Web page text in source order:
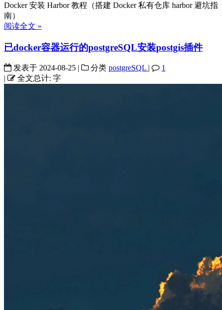
Docker 安装 Harbor 教程（搭建 Docker 私有仓库 harbor 避坑指
南）
阅读全文 »
已docker容器运行的postgreSQL安装postgis插件
发表于 2024-08-25 | 分类 postgreSQL |
1
|
全文总计: 字